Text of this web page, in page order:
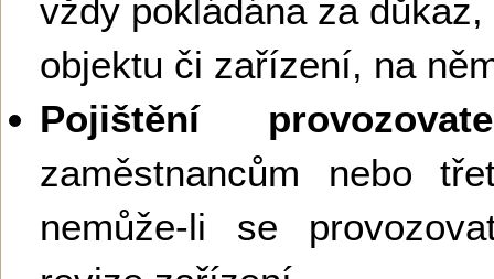
vždy pokládána za
objektu či zařízení, na
Pojištění
zaměstnancům nebo
nemůže-li se